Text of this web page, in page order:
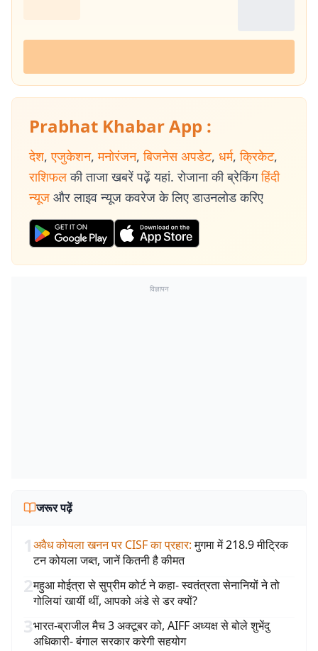
Prabhat Khabar App :
देश, एजुकेशन, मनोरंजन, बिजनेस अपडेट, धर्म, क्रिकेट,
राशिफल की ताजा खबरें पढ़ें यहां. रोजाना की ब्रेकिंग हिंदी
न्यूज और लाइव न्यूज कवरेज के लिए डाउनलोड करिए
विज्ञापन
जरूर पढ़ें
1अवैध कोयला खनन पर CISF का प्रहार: मुगमा में 218.9 मीट्रिक
टन कोयला जब्त, जानें कितनी है कीमत
2महुआ मोईत्रा से सुप्रीम कोर्ट ने कहा- स्वतंत्रता सेनानियों ने तो
गोलियां खायीं थीं, आपको अंडे से डर क्यों?
3भारत-ब्राजील मैच 3 अक्टूबर को, AIFF अध्यक्ष से बोले शुभेंदु
अधिकारी- बंगाल सरकार करेगी सहयोग